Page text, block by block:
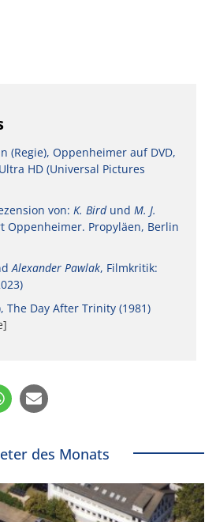
(Regie), Oppenheimer auf DVD,
HD (Universal Pictures
von: K. Birdund M. J.
Oppenheimer. Propyläen, Berlin
Alexander Pawlak, Filmkritik:
The Day After Trinity (1981)
des Monats